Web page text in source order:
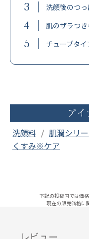
3 洗顔後のつ
4 肌のザラつ
5 チューブタ
ア
洗顔料 肌潤シリ
くすみ※ケア
下記の投稿内では価
現在の販売価格に